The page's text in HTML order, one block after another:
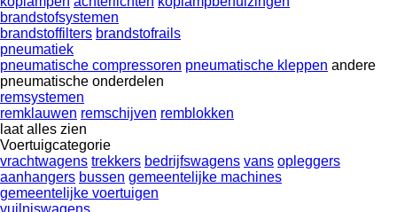
brandstofsystemen
brandstoffilters brandstofrails
pneumatiek
pneumatische compressoren pneumatische kleppen andere
pneumatische onderdelen
remsystemen
remklauwen remschijven remblokken
laat alles zien
Voertuigcategorie
vrachtwagens trekkers bedrijfswagens vans opleggers
aanhangers bussen gemeentelijke machines
gemeentelijke voertuigen
vuilniswagens